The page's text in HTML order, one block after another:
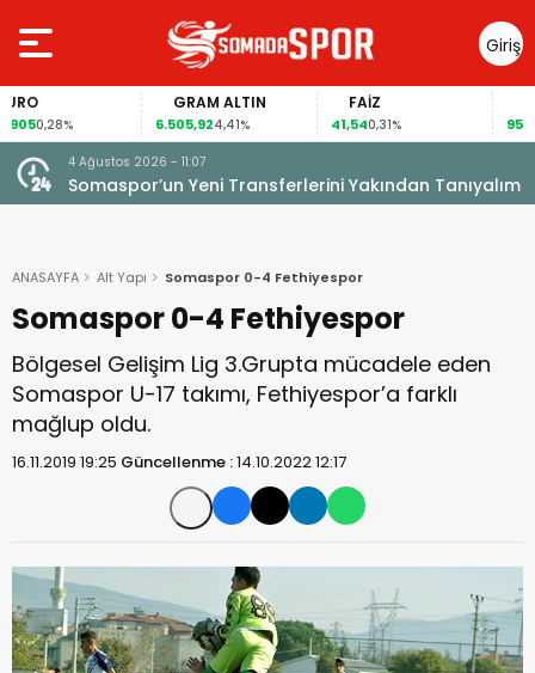
Giriş
Yap
GRAM ALTIN
6.505,92 4,41%
FAİZ
41,54
GÜMÜŞ
4 Ağustos 2026 - 11:07
Somaspor’un Yeni Transferlerini Yakından Tanıyalım
ANASAYFA Alt Yapı Somaspor 0-4 Fethiyespor
Somaspor 0-4 Fethiyespor
Bölgesel Gelişim Lig 3.Grupta mücadele eden
Somaspor U-17 takımı, Fethiyespor’a farklı
mağlup oldu.
16.11.2019 19:25 Güncellenme :14.10.2022 12:17